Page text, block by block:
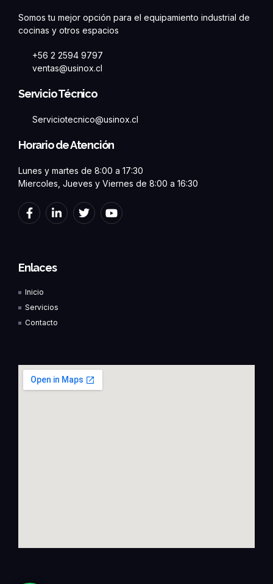
Somos tu mejor opción para el equipamiento industrial de
cocinas y otros espacios
+56 2 2594 9797
ventas@usinox.cl
Servicio Técnico
Serviciotecnico@usinox.cl
Horario de Atención
Lunes y martes de 8:00 a 17:30
Miercoles, Jueves y Viernes de 8:00 a 16:30
F
a
o
o
-
f
L
i
i
i
T
w
Y
o
Enlaces
Inicio
Servicios
Contacto